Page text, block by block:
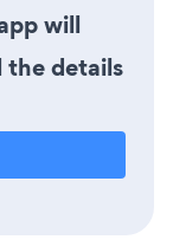
will
the details